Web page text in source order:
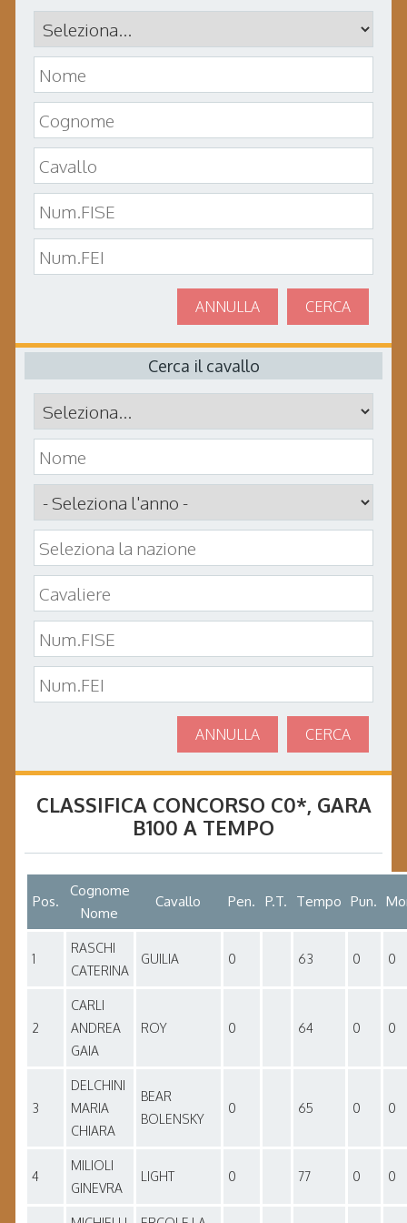
CERCA
ANNULLA
Cerca il cavallo
CERCA
ANNULLA
CLASSIFICA CONCORSO C0*, GARA
B100 A TEMPO
Pos.
Cognome
Nome
Cavallo Pen. P.T. Tempo Pun.
1
RASCHI
CATERINA
GUILIA 0 63 0 0
2
CARLI
ANDREA
GAIA
ROY 0 64 0 0
3
DELCHINI
MARIA
CHIARA
BEAR
BOLENSKY
0 65 0 0
4
MILIOLI
GINEVRA
LIGHT 0 77 0 0